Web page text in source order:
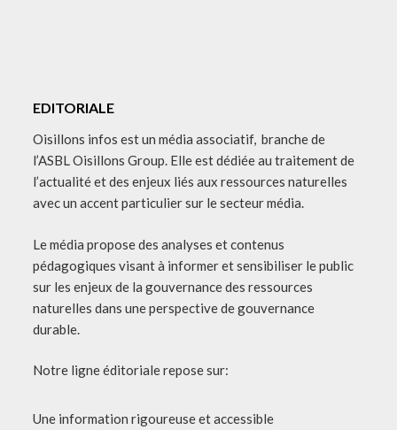
EDITORIALE
Oisillons infos est un média associatif, branche de
l’ASBL Oisillons Group. Elle est dédiée au traitement de
l’actualité et des enjeux liés aux ressources naturelles
avec un accent particulier sur le secteur média.
Le média propose des analyses et contenus
pédagogiques visant à informer et sensibiliser le public
sur les enjeux de la gouvernance des ressources
naturelles dans une perspective de gouvernance
durable.
Notre ligne éditoriale repose sur:
Une information rigoureuse et accessible